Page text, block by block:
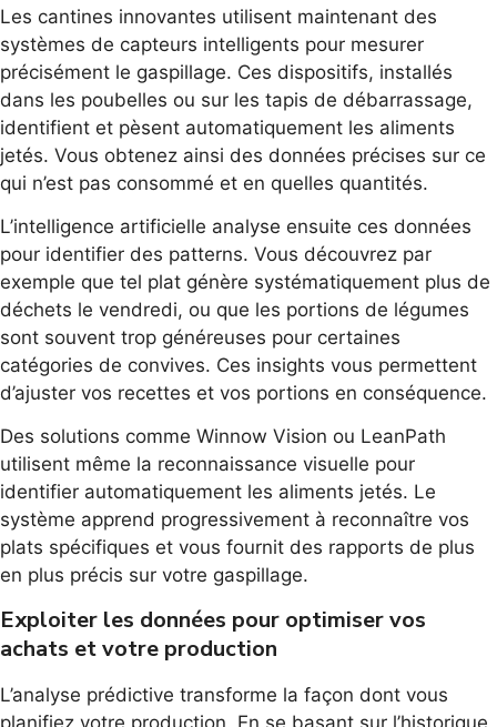
Les cantines innovantes utilisent maintenant des
systèmes de capteurs intelligents pour mesurer
précisément le gaspillage. Ces dispositifs, installés
dans les poubelles ou sur les tapis de débarrassage,
identifient et pèsent automatiquement les aliments
jetés. Vous obtenez ainsi des données précises sur ce
qui n’est pas consommé et en quelles quantités.
L’intelligence artificielle analyse ensuite ces données
pour identifier des patterns. Vous découvrez par
exemple que tel plat génère systématiquement plus de
déchets le vendredi, ou que les portions de légumes
sont souvent trop généreuses pour certaines
catégories de convives. Ces insights vous permettent
d’ajuster vos recettes et vos portions en conséquence.
Des solutions comme Winnow Vision ou LeanPath
utilisent même la reconnaissance visuelle pour
identifier automatiquement les aliments jetés. Le
système apprend progressivement à reconnaître vos
plats spécifiques et vous fournit des rapports de plus
en plus précis sur votre gaspillage.
Exploiter les données pour optimiser vos
achats et votre production
L’analyse prédictive transforme la façon dont vous
planifiez votre production. En se basant sur l’historique